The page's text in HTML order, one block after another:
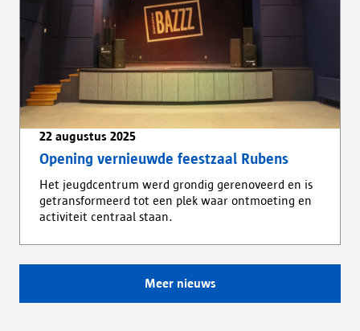
22 augustus 2025
Opening vernieuwde feestzaal Rubens
Het jeugdcentrum werd grondig gerenoveerd en is
getransformeerd tot een plek waar ontmoeting en
activiteit centraal staan.
Meer nieuws